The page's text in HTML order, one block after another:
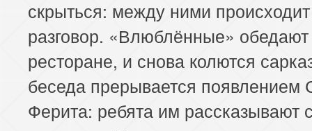
скрыться: между ними происходит
разговор. «Влюблённые»
ресторане, и снова колются
беседа прерывается появлением
Ферита: ребята им рассказывают